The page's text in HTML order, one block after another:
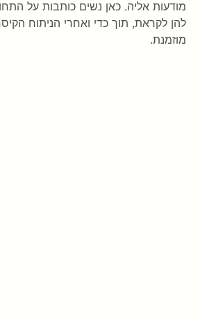
מודעות אליה. כאן נשים כותבות על
להן לקראת, תוך כדי ואחרי הניתוח
מוזמנת.